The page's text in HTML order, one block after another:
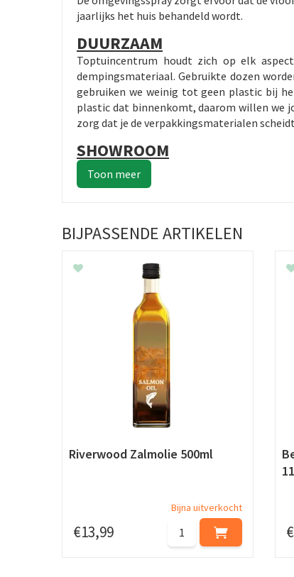
jaarlijks het huis behandeld wordt.
DUURZAAM
Toptuincentrum houdt zich op elk
dempingsmateriaal. Gebruikte dozen
gebruiken we weinig tot geen plastic bij
plastic dat binnenkomt, daarom willen we
zorg dat je de verpakkingsmaterialen
SHOWROOM
BIJPASSENDE ARTIKELEN
Riverwood Zalmolie 500ml
€13,99
Bijna uitverkocht
€